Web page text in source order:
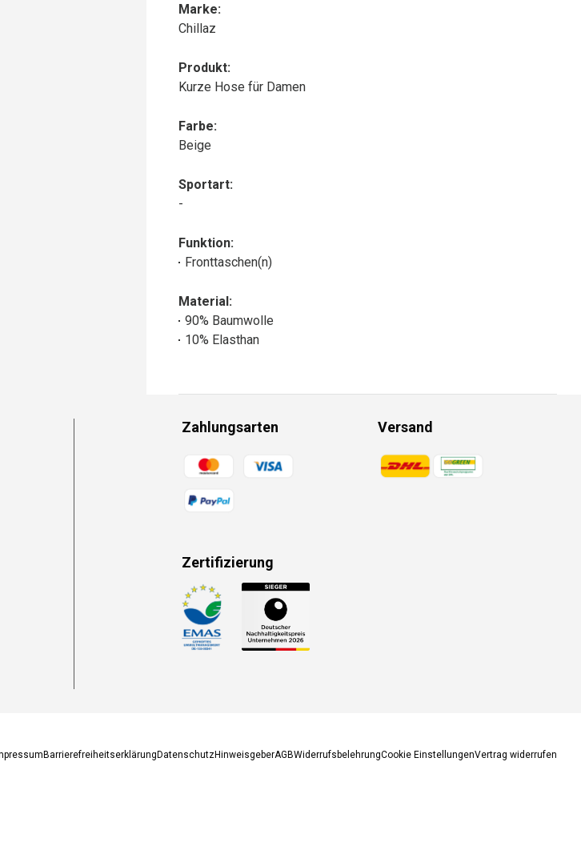
Marke:
Chillaz
Produkt:
Kurze Hose für Damen
Farbe:
Beige
Sportart:
-
Funktion:
Fronttaschen(n)
Material:
90% Baumwolle
10% Elasthan
Zahlungsarten
Zahlungsmethoden
Versand
Zahlungsmethoden
Zertifizierung
Zahlungsmethoden
Barrierefreiheitserklärung DatenschutzHinweisgeberAGBWiderrufsbelehrungCookie EinstellungenVertrag widerrufen